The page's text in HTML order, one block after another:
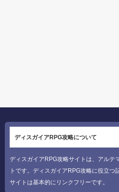
ディスガイアRPG攻略について
ディスガイアRPG攻略サイトは、アルテ
トです。ディスガイアRPG攻略に役立つ
サイトは基本的にリンクフリーです。